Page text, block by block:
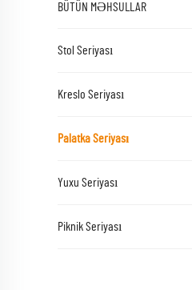
BÜTÜN MƏHSULLAR
Stol Seriyası
Kreslo Seriyası
Palatka Seriyası
Yuxu Seriyası
Piknik Seriyası